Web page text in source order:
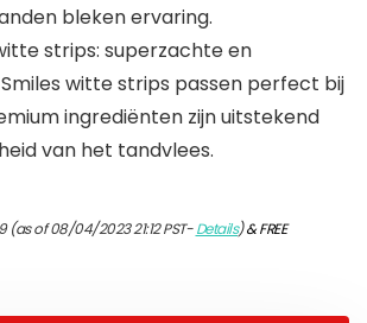
bleken ervaring.
strips: superzachte en
witte strips passen perfect bij
ingrediënten zijn uitstekend
van het tandvlees.
(as of 08/04/2023 21:12 PST-Details)&FREE